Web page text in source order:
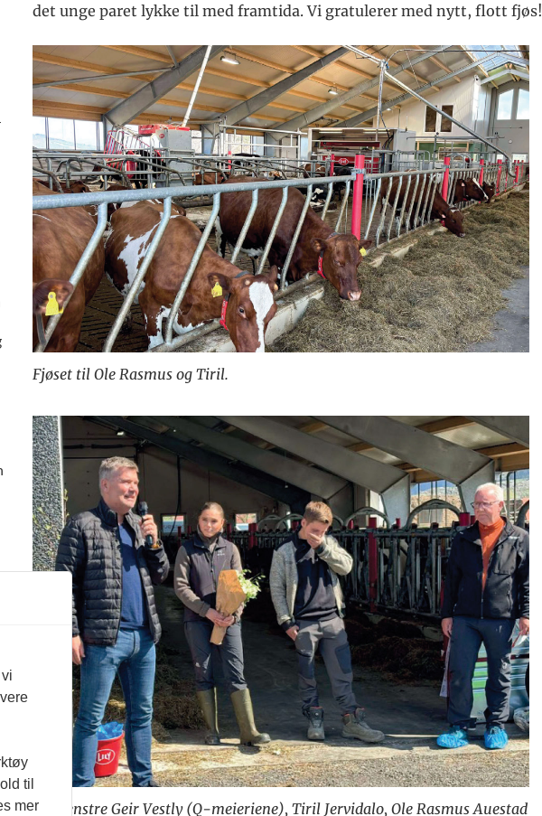
det unge paret lykke til med framtida. Vi gratulerer med nytt, flott fjøs!
Fjøset til Ole Rasmus og Tiril.
Fra venstre Geir Vestly (Q-meieriene), Tiril Jervidalo, Ole Rasmus Auestad
til
mer